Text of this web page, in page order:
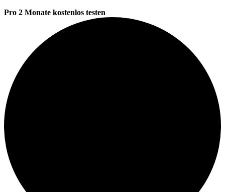
Pro 2 Monate kostenlos testen